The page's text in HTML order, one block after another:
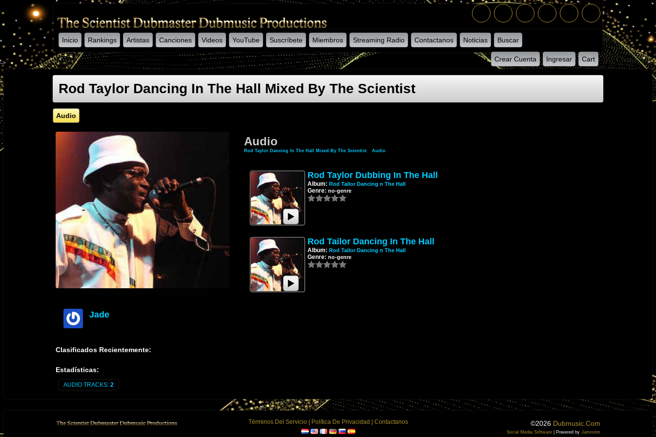
Inicio Rankings Artistas Canciones Videos YouTube Suscríbete Miembros Streaming Radio Contactanos Noticias Buscar
Crear Cuenta Ingresar Cart
-->
Rod Taylor Dancing In The Hall Mixed By The Scientist
Audio
Jade
Clasificados Recientemente:
Estadísticas:
AUDIO TRACKS: 2
Audio
Rod Taylor Dancing In The Hall Mixed By The Scientist» Audio
Rod Taylor Dubbing In The Hall
Album: Rod Tailor Dancing n The Hall
Genre: no-genre
Rod Tailor Dancing In The Hall
Album: Rod Tailor Dancing n The Hall
Genre: no-genre
Términos Del Servicio| Política De Privacidad | Contactanos ©2026 Dubmusic.com
Social Media Software | Powered by Jamroom